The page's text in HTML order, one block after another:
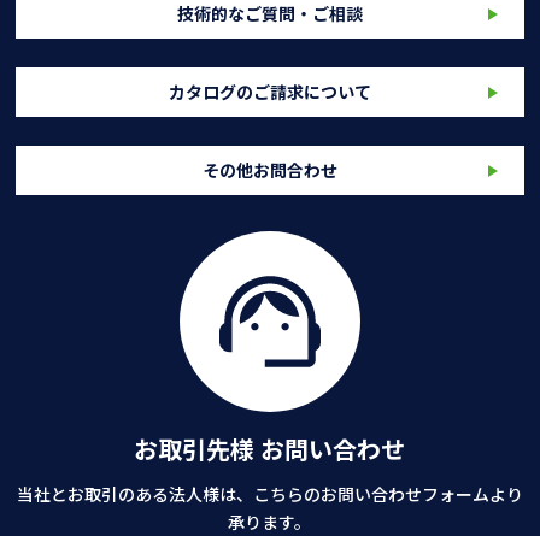
技術的なご質問・ご相談
カタログのご請求について
その他お問合わせ
お取引先様 お問い合わせ
当社とお取引のある法人様は、こちらのお問い合わせフォームより
承ります。